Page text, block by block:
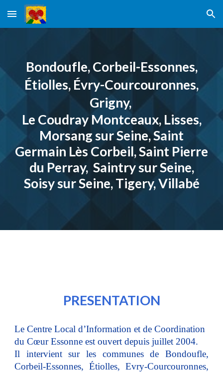
Skip to main content Skip to navigation
Bondoufle, Corbeil-Essonnes,
Étiolles, Évry-Courcouronnes,
Grigny,
Le Coudray Montceaux, Lisses,
Morsang sur Seine, Saint
Germain Lès Corbeil, Saint Pierre
du Perray, Saintry sur Seine,
Soisy sur Seine, Tigery, Villabé
PRESENTATION
Le Centre Local d’Information et de Coordination
du Cœur Essonne est ouvert depuis juillet 2004.
Il intervient sur les communes de Bondoufle,
Corbeil-Essonnes, Étiolles, Evry-Courcouronnes,